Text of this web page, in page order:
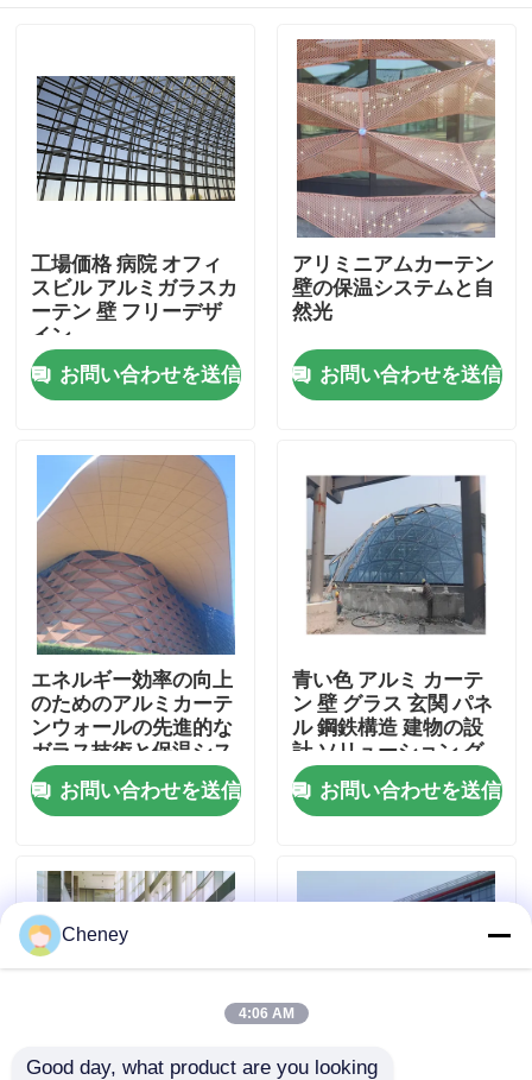
家
プロダクト
工場旅行
品質管理
私達に連絡しなさい
場合
スペース フレームのトラス
工場価格 病院 オフィ
スビル アルミガラスカ
ーテン 壁 フリーデザ
イン
お問い合わせを送信
アリミニアムカーテン
壁の保温システムと自
然光
お問い合わせを送信
エネルギー効率の向上
のためのアルミカーテ
ンウォールの先進的な
ガラス技術と保温シス
テム
お問い合わせを送信
青い色 アルミ カーテ
ン 壁 グラス 玄関 パネ
ル 鋼鉄構造 建物の設
計 ソリューション グ
ローバル 市場
お問い合わせを送信
Cheney
4:06 AM
Good day, what product are you looking